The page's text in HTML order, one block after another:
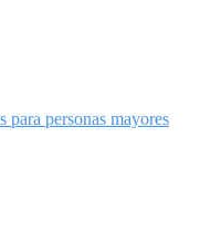
para personas mayores